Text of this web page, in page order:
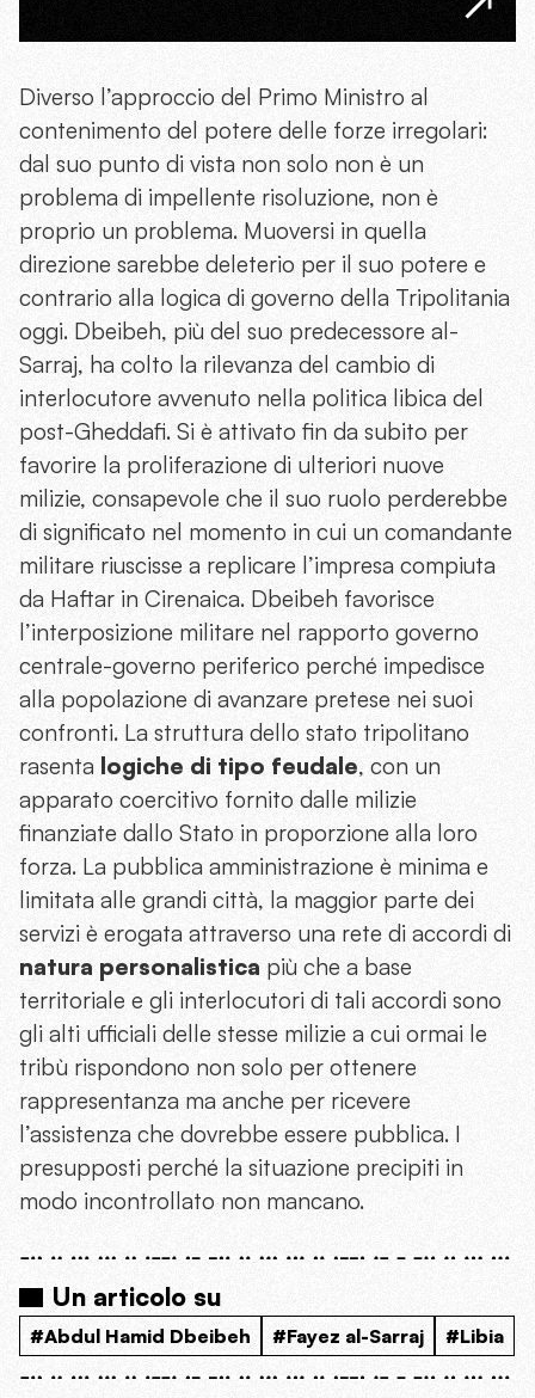
Diverso l’approccio del Primo Ministro al
contenimento del potere delle forze irregolari:
dal suo punto di vista non solo non è un
problema di impellente risoluzione, non è
proprio un problema. Muoversi in quella
direzione sarebbe deleterio per il suo potere e
contrario alla logica di governo della Tripolitania
oggi. Dbeibeh, più del suo predecessore al-
Sarraj, ha colto la rilevanza del cambio di
interlocutore avvenuto nella politica libica del
post-Gheddafi. Si è attivato fin da subito per
favorire la proliferazione di ulteriori nuove
milizie, consapevole che il suo ruolo perderebbe
di significato nel momento in cui un comandante
militare riuscisse a replicare l’impresa compiuta
da Haftar in Cirenaica. Dbeibeh favorisce
l’interposizione militare nel rapporto governo
centrale-governo periferico perché impedisce
alla popolazione di avanzare pretese nei suoi
confronti. La struttura dello stato tripolitano
rasenta logiche di tipo feudale, con un
apparato coercitivo fornito dalle milizie
finanziate dallo Stato in proporzione alla loro
forza. La pubblica amministrazione è minima e
limitata alle grandi città, la maggior parte dei
servizi è erogata attraverso una rete di accordi di
natura personalistica più che a base
territoriale e gli interlocutori di tali accordi sono
gli alti ufficiali delle stesse milizie a cui ormai le
tribù rispondono non solo per ottenere
rappresentanza ma anche per ricevere
l’assistenza che dovrebbe essere pubblica. I
presupposti perché la situazione precipiti in
modo incontrollato non mancano.
Un articolo su
#Abdul Hamid Dbeibeh #Fayez al-Sarraj #Libia